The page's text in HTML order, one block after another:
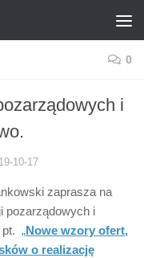
0
i
10-17
zaprasza na
pozarządowych i
„Nowe wzory ofert,
o realizację